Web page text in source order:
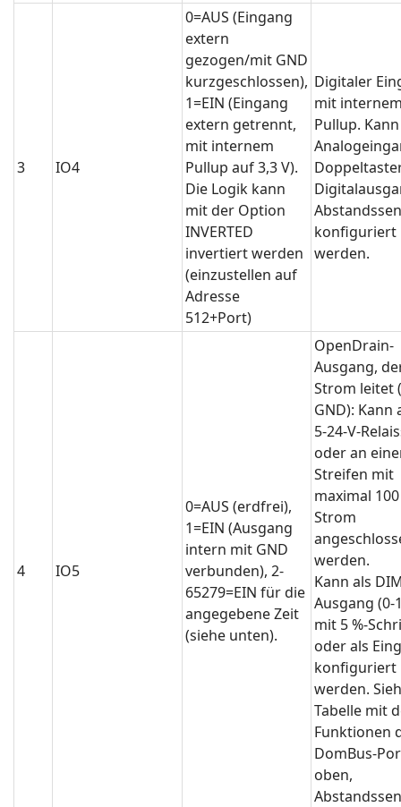
3 IO4
0=AUS (Eingang
extern
gezogen/mit GND
kurzgeschlossen),
1=EIN (Eingang
extern getrennt,
mit internem
Pullup auf 3,3 V).
Die Logik kann
mit der Option
INVERTED
invertiert werden
(einzustellen auf
Adresse
512+Port)
Digitaler
mit
Pullup.
konfiguriert
werden.
4 IO5
0=AUS (erdfrei),
1=EIN (Ausgang
intern mit GND
verbunden), 2-
65279=EIN für die
angegebene Zeit
(siehe unten).
OpenDrain-
Ausgang,
Strom leitet
GND): Kann
5-24-V-
oder an
Streifen mit
maximal
Strom
werden.
Kann als
Ausgang (0-
mit 5 %-
oder als
konfiguriert
werden.
Tabelle mit
Funktionen
DomBus-
oben,